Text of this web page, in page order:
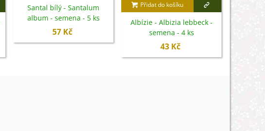
Santal bílý - Santalum
album - semena - 5 ks
57 Kč
Přidat do košíku
Albízie - Albizia lebbeck -
semena - 4 ks
43 Kč